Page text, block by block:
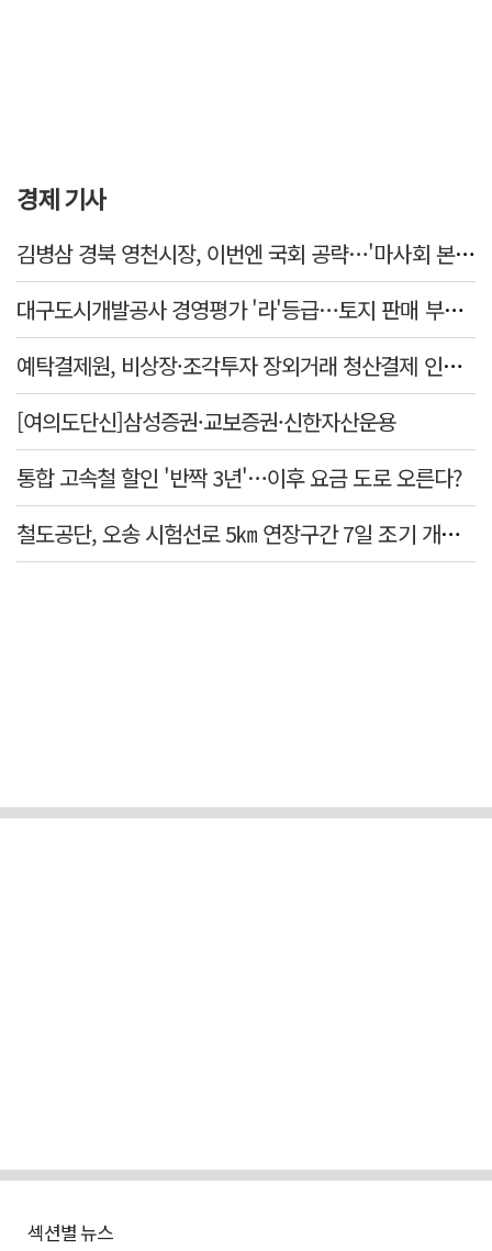
경제 기사
김병삼 경북 영천시장, 이번엔 국회 공략…'마사회 본사 이전·광역교통망 확충' 요청
대구도시개발공사 경영평가 '라'등급…토지 판매 부진에 1년 만에 두 단계 '뚝'
예탁결제원, 비상장·조각투자 장외거래 청산결제 인프라 구축 착수…연내 가동
[여의도단신]삼성증권·교보증권·신한자산운용
통합 고속철 할인 '반짝 3년'…이후 요금 도로 오른다?
철도공단, 오송 시험선로 5㎞ 연장구간 7일 조기 개통…LA 메트로 사업 지원
섹션별 뉴스